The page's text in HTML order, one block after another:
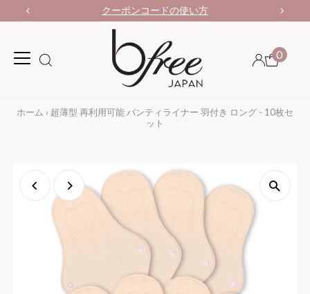
クーポンコードの使い方
0
ホーム › 超薄型 再利用可能 パンティライナー 羽付き ロング - 10枚セ
ット